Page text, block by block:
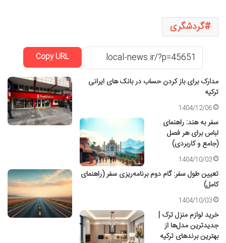
گردشگری
Copy URL
مدارک برای باز کردن حساب در بانک های ایرانی
ترکیه
1404/12/06
سفر به هند: راهنمای
لباس برای هر فصل
(جامع و کاربردی)
1404/10/03
تعیین طول سفر: گام دوم برنامه‌ریزی سفر (راهنمای
کامل)
1404/10/03
خرید لوازم منزل ترک |
جدیدترین مدل‌ها از
بهترین برندهای ترکیه